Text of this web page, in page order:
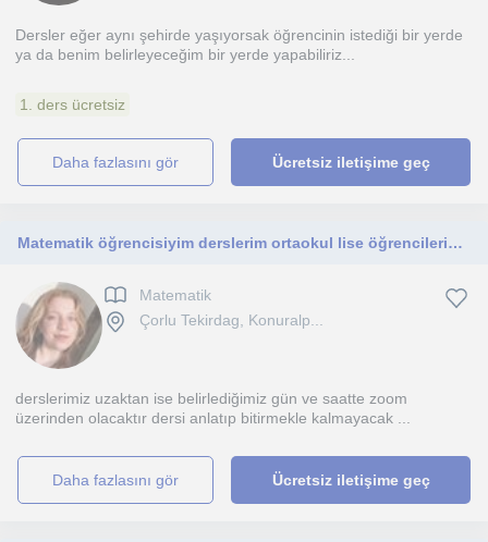
Dersler eğer aynı şehirde yaşıyorsak öğrencinin istediği bir yerde
ya da benim belirleyeceğim bir yerde yapabiliriz...
1. ders ücretsiz
daha fazlasını gör Ücretsiz iletişime geç
Matematik öğrencisiyim derslerim ortaokul lise öğrencilerine yönelik eğlenceli matematiği sevdirecek cinsten öğretici şekilde
Matematik
Çorlu Tekirdag, Konuralp...
derslerimiz uzaktan ise belirlediğimiz gün ve saatte zoom
üzerinden olacaktır dersi anlatıp bitirmekle kalmayacak ...
daha fazlasını gör Ücretsiz iletişime geç